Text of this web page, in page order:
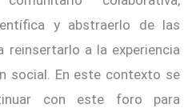
y abstraerlo de las
reinsertarlo a la experiencia
social. En este contexto se
con este foro para